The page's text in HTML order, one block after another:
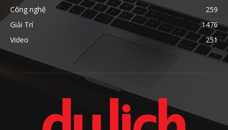
Công nghệ
259
Giải Trí
1476
Video
251